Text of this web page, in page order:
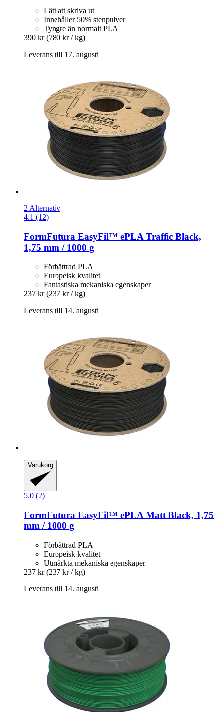
Lätt att skriva ut
Innehåller 50% stenpulver
Tyngre än normalt PLA
390 kr (780 kr / kg)
Leverans till 17. augusti
2 Alternativ
4.1 (12)
FormFutura EasyFil™ ePLA Traffic Black,
1,75 mm / 1000 g
Förbättrad PLA
Europeisk kvalitet
Fantastiska mekaniska egenskaper
237 kr (237 kr / kg)
Leverans till 14. augusti
Varukorg
5.0 (2)
FormFutura EasyFil™ ePLA Matt Black, 1,75
mm / 1000 g
Förbättrad PLA
Europeisk kvalitet
Utmärkta mekaniska egenskaper
237 kr (237 kr / kg)
Leverans till 14. augusti